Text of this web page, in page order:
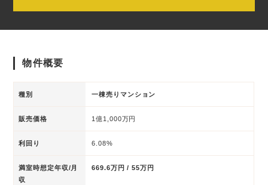
物件概要
種別 一棟売りマンション
販売価格 1億1,000万円
利回り 6.08%
満室時想定年収/月
収
669.6万円 / 55万円